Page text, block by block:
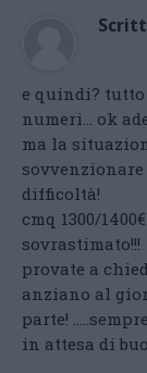
e quindi? tutto
numeri… ok
ma la
difficoltà!
cmq 1300/
sovrastimato!!!
provate a
anziano al
parte!
in attesa di